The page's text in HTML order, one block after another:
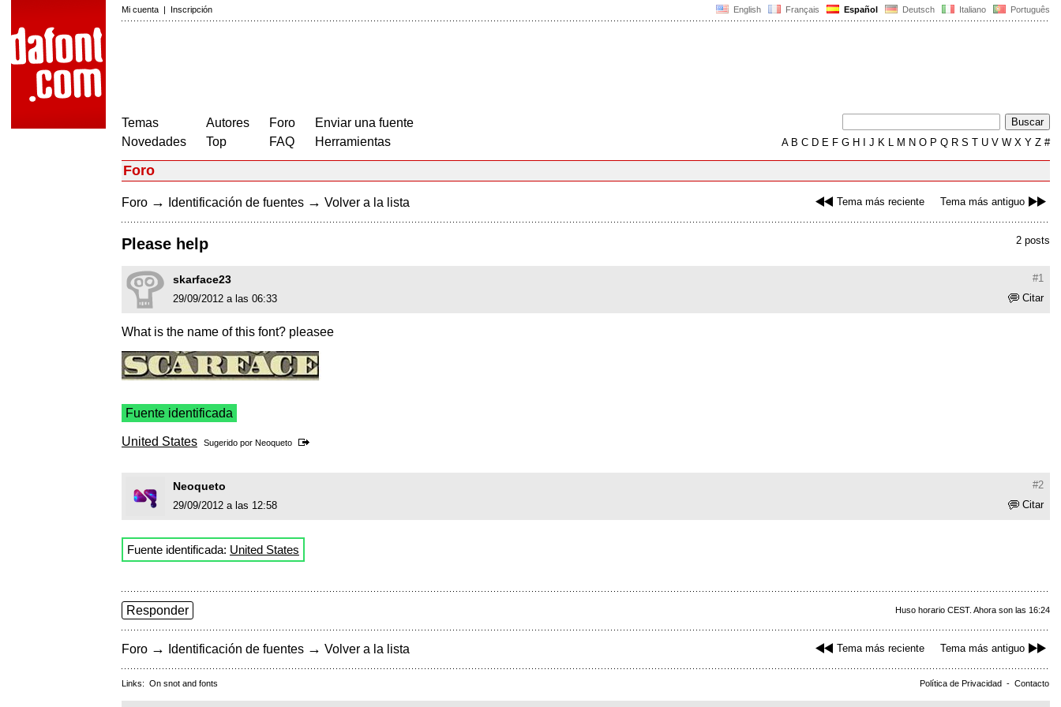
English Français Español Deutsch Italiano Português
Mi cuenta | Inscripción
Temas
Novedades
Autores
Top
Foro
FAQ
Enviar una fuente
Herramientas
AB C D E F G H J K L M N O P Q R S T U V W X Y Z #
Foro
Tema más reciente Tema más antiguo
Foro → Identificación de fuentes → Volver a la lista
2 posts
Please help
#1
skarface23
Citar
29/09/2012 a las 06:33
What is the name of this font? pleasee
Fuente identificada
United States Sugerido por Neoqueto
#2
Neoqueto
Citar
29/09/2012 a las 12:58
Fuente identificada: United States
Huso horario CEST. Ahora son las 16:24
Responder
Tema más reciente Tema más antiguo
Foro → Identificación de fuentes → Volver a la lista
Política de Privacidad - Contacto
Links: On snot and fonts